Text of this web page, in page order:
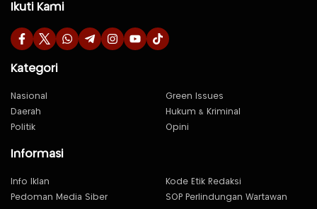
Ikuti Kami
Kategori
Nasional
Green Issues
Daerah
Hukum & Kriminal
Politik
Opini
Informasi
Info Iklan
Kode Etik Redaksi
Pedoman Media Siber
SOP Perlindungan Wartawan